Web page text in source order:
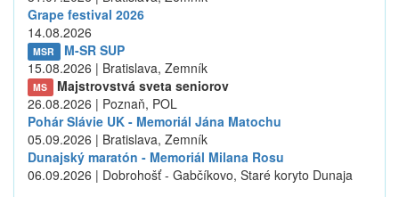
Grape festival 2026
14.08.2026
MSR
M-SR SUP
15.08.2026 | Bratislava, Zemník
MS
Majstrovstvá sveta seniorov
26.08.2026 | Poznaň, POL
Pohár Slávie UK - Memoriál Jána Matochu
05.09.2026 | Bratislava, Zemník
Dunajský maratón - Memoriál Milana Rosu
06.09.2026 | Dobrohošť - Gabčíkovo, Staré koryto Dunaja